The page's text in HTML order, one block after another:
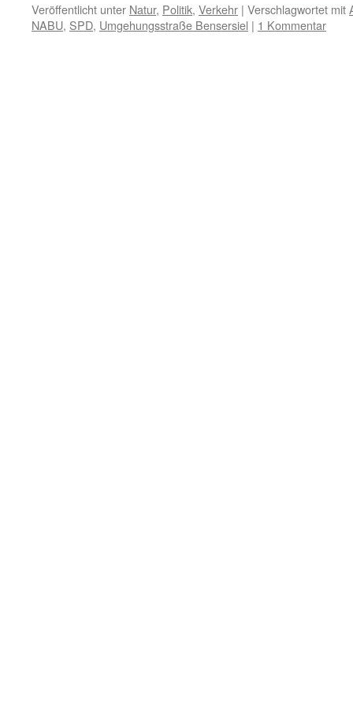
Veröffentlicht unter Natur, Politik, Verkehr | Verschlagwortet mit
NABU, SPD, Umgehungsstraße Bensersiel | 1 Kommentar